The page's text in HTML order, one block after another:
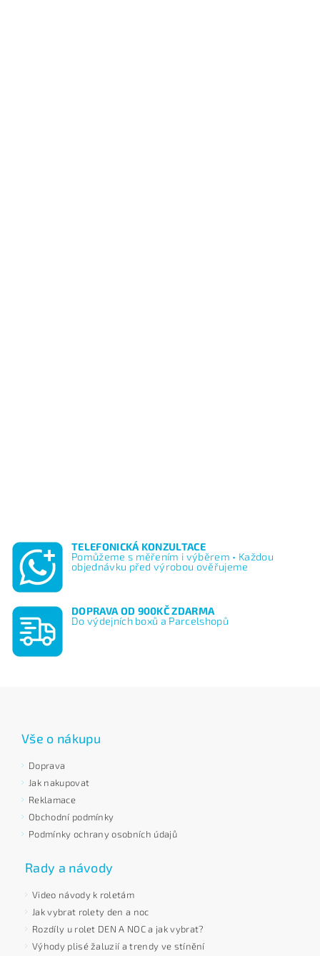
TELEFONICKÁ KONZULTACE
Pomůžeme s měřením i výběrem • Každou
objednávku před výrobou ověřujeme
DOPRAVA OD 900KČ ZDARMA
Do výdejních boxů a Parcelshopů
Vše o nákupu
Doprava
Jak nakupovat
Reklamace
Obchodní podmínky
Podmínky ochrany osobních údajů
Rady a návody
Video návody k roletám
Jak vybrat rolety den a noc
Rozdíly u rolet DEN A NOC a jak vybrat?
Výhody plisé žaluzií a trendy ve stínění